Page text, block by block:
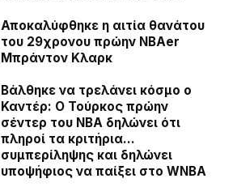
Αποκαλύφθηκε η αιτία θανάτου
του 29χρονου πρώην NBAer
Μπράντον Κλαρκ
Βάλθηκε να τρελάνει κόσμο ο
Καντέρ: Ο Τούρκος πρώην
σέντερ του NBA δηλώνει ότι
πληροί τα κριτήρια…
συμπερίληψης και δηλώνει
υποψήφιος να παίξει στο WNBA